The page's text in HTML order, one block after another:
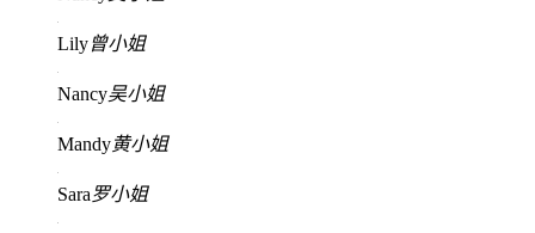
Lily曾小姐
Nancy吴小姐
Mandy黄小姐
Sara罗小姐